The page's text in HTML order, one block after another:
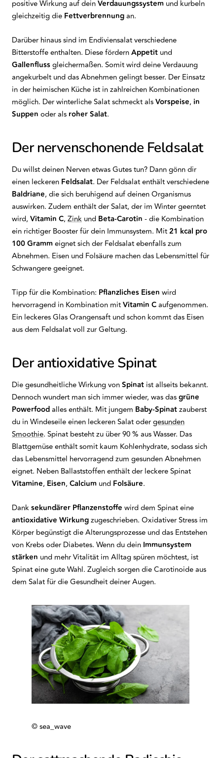
positive Wirkung auf deinVerdauungssystem und kurbeln
gleichzeitig die Fettverbrennungan.
Darüber hinaus sind im Endiviensalat verschiedene
Bitterstoffe enthalten. Diese fördernAppetit und
Gallenflussgleichermaßen. Somit wird deine Verdauung
angekurbelt und das Abnehmen gelingt besser. Der Einsatz
in der heimischen Küche ist in zahlreichen Kombinationen
möglich. Der winterliche Salat schmeckt alsVorspeise, in
Suppen oder als roher Salat.
Der nervenschonende Feldsalat
Du willst deinen Nerven etwas Gutes tun? Dann gönn dir
einen leckeren Feldsalat. Der Feldsalat enthält verschiedene
Baldriane, die sich beruhigend auf deinen Organismus
auswirken. Zudem enthält der Salat, der im Winter geerntet
wird, Vitamin C, Zink und Beta-Carotin - die Kombination
ein richtiger Booster für dein Immunsystem. Mit21 kcal pro
100 Gramm eignet sich der Feldsalat ebenfalls zum
Abnehmen. Eisen und Folsäure machen das Lebensmittel für
Schwangere geeignet.
Tipp für die Kombination: Pflanzliches Eisen wird
hervorragend in Kombination mitVitamin Caufgenommen.
Ein leckeres Glas Orangensaft und schon kommt das Eisen
aus dem Feldsalat voll zur Geltung.
Der antioxidative Spinat
Die gesundheitliche Wirkung vonSpinat ist allseits bekannt.
Dennoch wundert man sich immer wieder, was dasgrüne
Powerfoodalles enthält. Mit jungem Baby-Spinatzauberst
du in Windeseile einen leckeren Salat odergesunden
Smoothie. Spinat besteht zu über 90 % aus Wasser. Das
Blattgemüse enthält somit kaum Kohlenhydrate, sodass sich
das Lebensmittel hervorragend zum gesunden Abnehmen
eignet. Neben Ballaststoffen enthält der leckere Spinat
Vitamine, Eisen, Calcium und Folsäure.
Danksekundärer Pflanzenstoffe wird dem Spinat eine
antioxidative Wirkungzugeschrieben. Oxidativer Stress im
Körper begünstigt die Alterungsprozesse und das Entstehen
von Krebs oder Diabetes. Wenn du dein Immunsystem
stärken und mehr Vitalität im Alltag spüren möchtest, ist
Spinat eine gute Wahl. Zugleich sorgen die Carotinoide aus
dem Salat für die Gesundheit deiner Augen.
© sea_wave